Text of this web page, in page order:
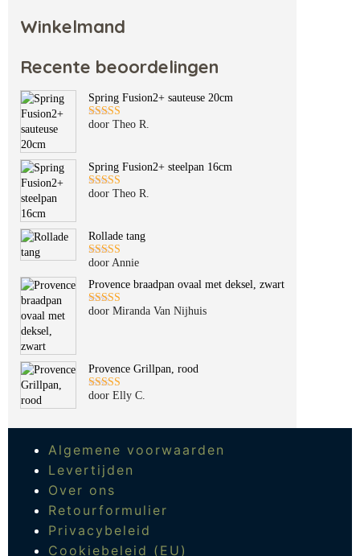
Winkelmand
Recente beoordelingen
Spring Fusion2+ sauteuse 20cm
Gewaardeerd
door Theo R.
Spring Fusion2+ steelpan 16cm
Gewaardeerd
door Theo R.
Rollade tang
Gewaardeerd
door Annie
Provence braadpan ovaal met deksel, zwart
Gewaardeerd
door Miranda Van Nijhuis
Provence Grillpan, rood
Gewaardeerd
door Elly C.
Algemene voorwaarden
Levertijden
Over ons
Retourformulier
Privacybeleid
Cookiebeleid (EU)